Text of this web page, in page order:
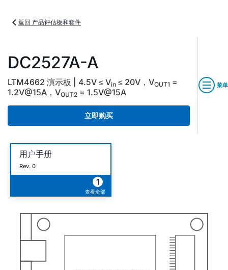
返回 产品评估板和套件
DC2527A-A
LTM4662 演示板 | 4.5V ≤ Vin ≤ 20V，VOUT1 =
1.2V@15A，VOUT2 = 1.5V@15A
立即购买
菜单
用户手册
Rev. 0
1
查看全部